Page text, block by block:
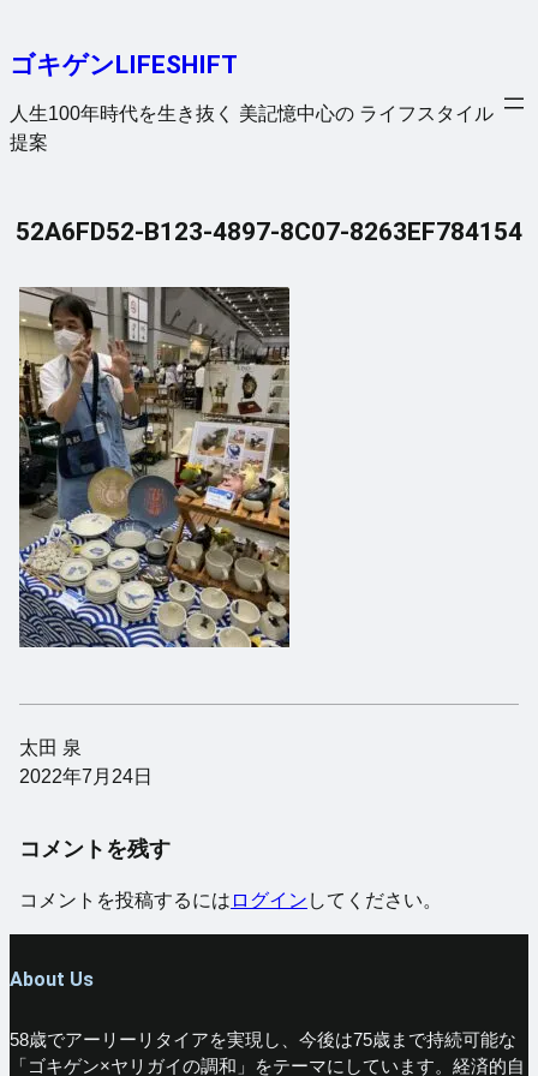
を
ス
キ
ゴキゲンLIFESHIFT
人生100年時代を生き抜く 美記憶中心の ライフスタイル
提案
52A6FD52-B123-4897-8C07-8263EF784154
太田 泉
2022年7月24日
コメントを残す
コメントを投稿するには ログイン してください。
About Us
58歳でアーリーリタイアを実現し、今後は75歳まで持続可能な
「ゴキゲン×ヤリガイの調和」をテーマにしています。経済的自